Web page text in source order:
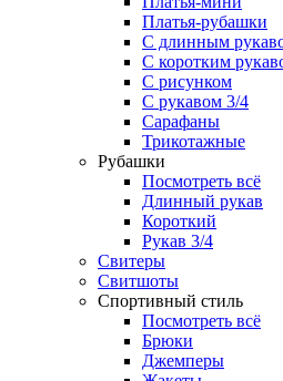
Платья-рубашки
С длинным
С коротким
С рисунком
С рукавом 3/4
Сарафаны
Трикотажные
Рубашки
Посмотреть всё
Длинный рукав
Короткий
Рукав 3/4
Свитеры
Свитшоты
Спортивный стиль
Посмотреть всё
Брюки
Джемперы